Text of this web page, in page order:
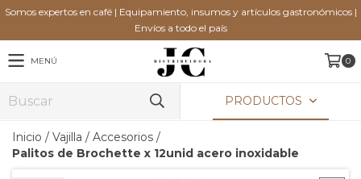
Somos expertos en café | Equipamiento, insumos y artículos gastronómicos |
Envíos a todo el país
MENÚ 0
PRODUCTOS
Inicio / Vajilla / Accesorios /
Palitos de Brochette x 12unid acero inoxidable